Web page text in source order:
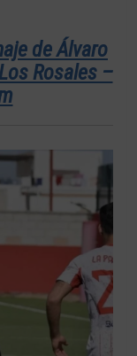
de Álvaro
Rosales –